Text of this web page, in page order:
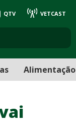
QTV VETCAST
Alimentação